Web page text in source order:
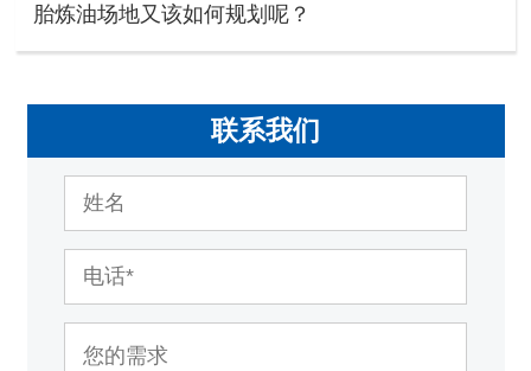
胎炼油场地又该如何规划呢？
联系我们